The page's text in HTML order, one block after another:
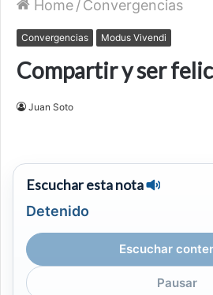
Home/Convergencias
Convergencias Modus Vivendi
Compartir y ser
Juan Soto
Escuchar esta nota
Detenido
Escuchar
Pausar